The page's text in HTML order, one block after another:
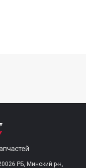
РБ, Минский р-н,